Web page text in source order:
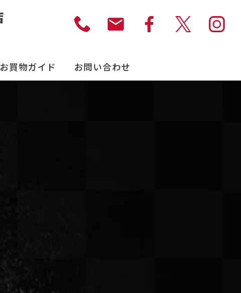
お買物ガイド お問い合わせ